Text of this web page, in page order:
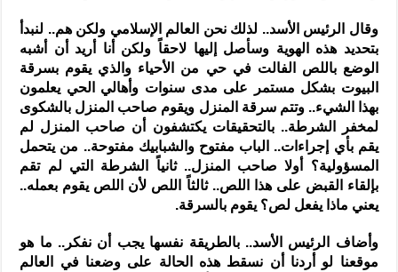
وقال الرئيس الأسد.. لذلك نحن العالم الإسلامي ولكن هم.. لنبدأ
بتحديد هذه الهوية وسأصل إليها لاحقاً ولكن أنا أريد أن أشبه
الوضع باللص الفالت في حي من الأحياء والذي يقوم بسرقة
البيوت بشكل مستمر على مدى سنوات وأهالي الحي يعلمون
بهذا الشيء.. وتتم سرقة المنزل ويقوم صاحب المنزل بالشكوى
لمخفر الشرطة.. بالتحقيقات يكتشفون أن صاحب المنزل لم
يقم بأي إجراءات.. الباب مفتوح والشبابيك مفتوحة.. من يتحمل
المسؤولية؟ أولا صاحب المنزل.. ثانياً الشرطة التي لم تقم
بإلقاء القبض على هذا اللص.. ثالثاً اللص لأن اللص يقوم بعمله..
يعني ماذا يفعل لص؟ يقوم بالسرقة.
وأضاف الرئيس الأسد.. بالطريقة نفسها يجب أن نفكر.. ما هو
موقعنا لو أردنا أن نسقط هذه الحالة على وضعنا في العالم